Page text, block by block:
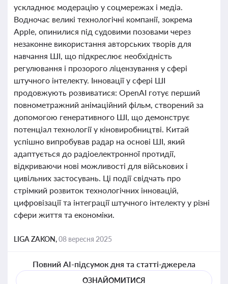
ускладнює модерацію у соцмережах і медіа.
Водночас великі технологічні компанії, зокрема
Apple, опинилися під судовими позовами через
незаконне використання авторських творів для
навчання ШІ, що підкреслює необхідність
регулювання і прозорого ліцензування у сфері
штучного інтелекту. Інновації у сфері ШІ
продовжують розвиватися: OpenAI готує перший
повнометражний анімаційний фільм, створений за
допомогою генеративного ШІ, що демонструє
потенціал технології у кіновиробництві. Китай
успішно випробував радар на основі ШІ, який
адаптується до радіоелектронної протидії,
відкриваючи нові можливості для військових і
цивільних застосувань. Ці події свідчать про
стрімкий розвиток технологічних інновацій,
цифровізації та інтеграції штучного інтелекту у різні
сфери життя та економіки.
LIGA ZAKON,08 вересня 2025
Повний AI-підсумок дня та статті-джерела
ОЗНАЙОМИТИСЯ